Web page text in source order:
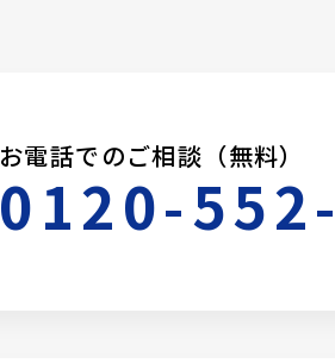
お電話でのご相談（無料）
0120-